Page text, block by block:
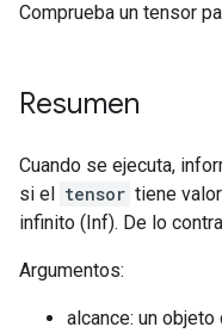
Comprueba un tensor
Resumen
Cuando se ejecuta,
si el tensor tiene
infinito (Inf). De lo
Argumentos:
alcance: un objeto